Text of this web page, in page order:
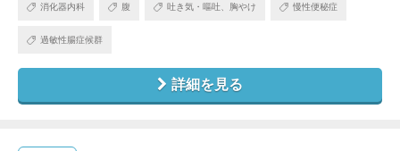
消化器内科 腹 吐き気・嘔吐、胸やけ 慢性便秘症
過敏性腸症候群
詳細を見る